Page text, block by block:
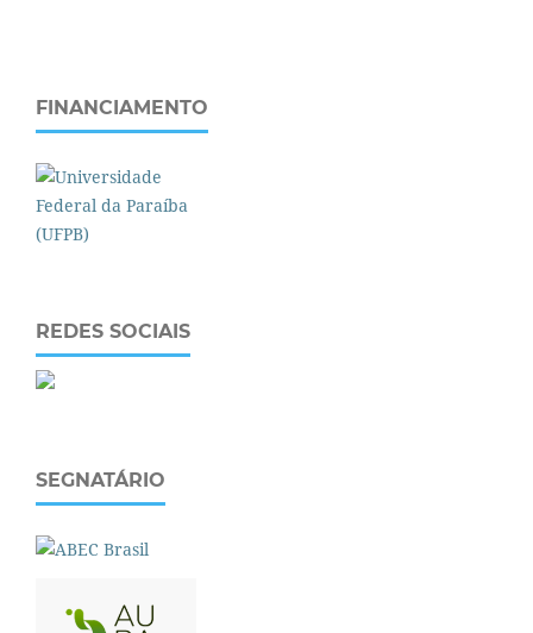
FINANCIAMENTO
REDES SOCIAIS
SEGNATÁRIO